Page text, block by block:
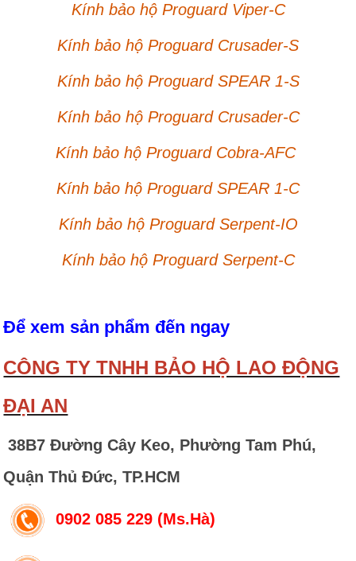
Kính bảo hộ Proguard Viper-C
Kính bảo hộ Proguard Crusader-S
Kính bảo hộ Proguard SPEAR 1-S
Kính bảo hộ Proguard Crusader-C
Kính bảo hộ Proguard Cobra-AFC
Kính bảo hộ Proguard SPEAR 1-C
Kính bảo hộ Proguard Serpent-IO
Kính bảo hộ Proguard Serpent-C
Để xem sản phẩm đến ngay
CÔNG TY TNHH BẢO HỘ LAO ĐỘNG
ĐẠI AN
38B7 Đường Cây Keo, Phường Tam Phú,
Quận Thủ Đức, TP.HCM
0902 085 229 (Ms.Hà)